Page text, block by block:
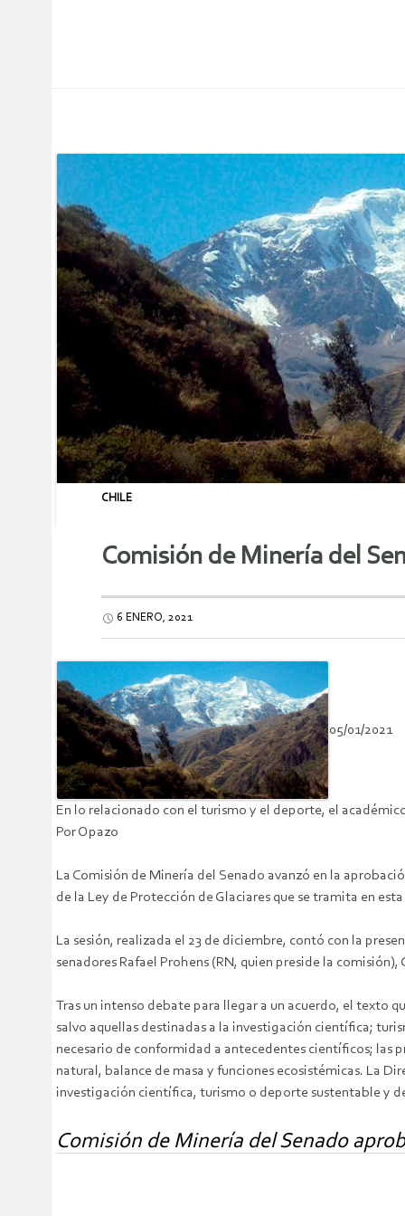
CHILE
Comisión de Minería del
6 ENERO, 2021
05/01/2021
En lo relacionado con el turismo y el deporte, el
Por Opazo
La Comisión de Minería del Senado avanzó en la
de la Ley de Protección de Glaciares que se tramita en
La sesión, realizada el 23 de diciembre, contó con la
senadores Rafael Prohens (RN, quien preside la
Tras un intenso debate para llegar a un acuerdo, el texto
salvo aquellas destinadas a la investigación científica;
necesario de conformidad a antecedentes científicos; las
natural, balance de masa y funciones ecosistémicas. La
investigación científica, turismo o deporte sustentable y
Comisión de Minería del Senado